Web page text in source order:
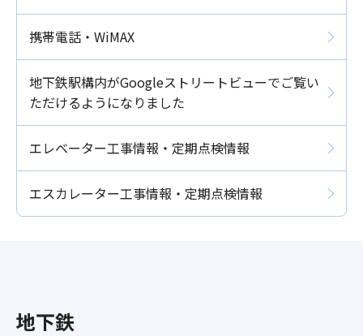
携帯電話・WiMAX
地下鉄駅構内がGoogleストリートビューでご覧い
ただけるようになりました
エレベーター工事情報・定期点検情報
エスカレーター工事情報・定期点検情報
地下鉄